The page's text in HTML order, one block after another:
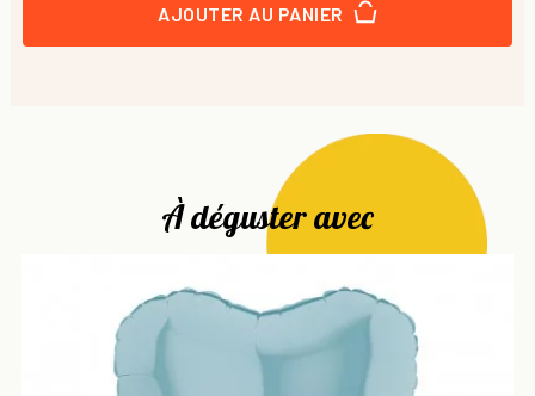
AJOUTER AU PANIER
À déguster avec